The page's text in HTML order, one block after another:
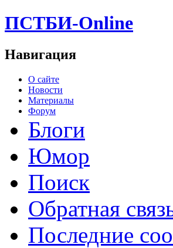
ПСТБИ-Online
Навигация
О сайте
Новости
Материалы
Форум
Блоги
Юмор
Поиск
Обратная
Последние